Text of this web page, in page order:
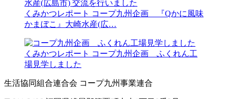
くみかつレポート コープ九州企画 『Qかに風味
かまぼこ』大崎水産(広…
くみかつレポート コープ九州企画 ふくれん工
場見学しました
生活協同組合連合会 コープ九州事業連合